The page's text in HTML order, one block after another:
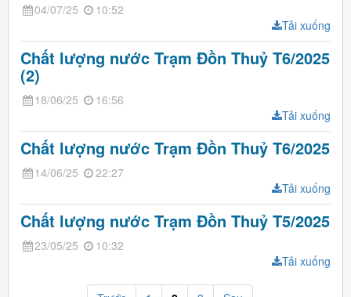
04/07/25
10:52
Tải xuống
Chất lượng nước Trạm Đồn Thuỷ T6/2025
(2)
18/06/25
16:56
Tải xuống
Chất lượng nước Trạm Đồn Thuỷ T6/2025
14/06/25
22:27
Tải xuống
Chất lượng nước Trạm Đồn Thuỷ T5/2025
23/05/25
10:32
Tải xuống